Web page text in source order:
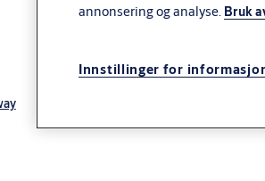
annonsering og analyse. Bruk
Innstillinger for